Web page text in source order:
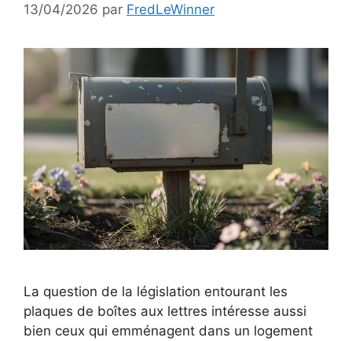
13/04/2026 par FredLeWinner
La question de la législation entourant les
plaques de boîtes aux lettres intéresse aussi
bien ceux qui emménagent dans un logement